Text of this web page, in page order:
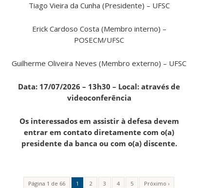
Tiago Vieira da Cunha (Presidente) – UFSC
Erick Cardoso Costa (Membro interno) –
POSECM/UFSC
Guilherme Oliveira Neves (Membro externo) – UFSC
Data: 17/07/2026 – 13h30 – Local: através de
videoconferência
Os interessados em assistir à defesa devem
entrar em contato diretamente com o(a)
presidente da banca ou com o(a) discente.
Página 1 de 66 1 2 3 4 5
Próximo ›